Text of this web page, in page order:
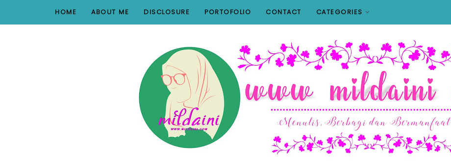
HOME ABOUT ME DISCLOSURE PORTOFOLIO CONTACT CATEGORIES